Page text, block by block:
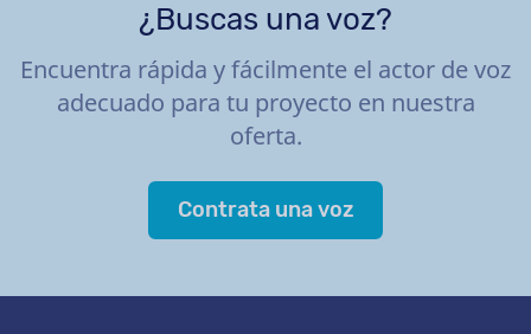
¿Buscas una voz?
Encuentra rápida y fácilmente el actor de voz
adecuado para tu proyecto en nuestra
oferta.
Contrata una voz